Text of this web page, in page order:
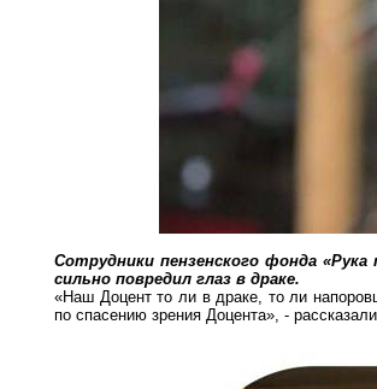
Сотрудники пензенского фонда
сильно повредил глаз в драке.
«Наш Доцент то ли в драке, то ли
по спасению зрения Доцента», -